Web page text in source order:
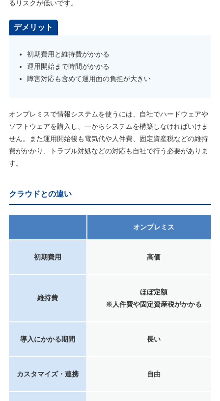
るリスクが低いです。
デメリット
初期費用と維持費がかかる
運用開始まで時間がかかる
障害対応も含めて運用面の負担が大きい
オンプレミスで情報システムを使うには、自社でハードウェアや
ソフトウェアを購入し、一からシステムを構築しなければいけま
せん。また運用開始後も電気代や人件費、固定資産税などの維持
費がかかり、トラブル対処などの対応も自社で行う必要がありま
す。
クラウドとの違い
オンプレミス
初期費用 高価
維持費
ほぼ定額
※人件費や固定資産税がかかる
導入にかかる期間 長い
カスタマイズ・連携 自由